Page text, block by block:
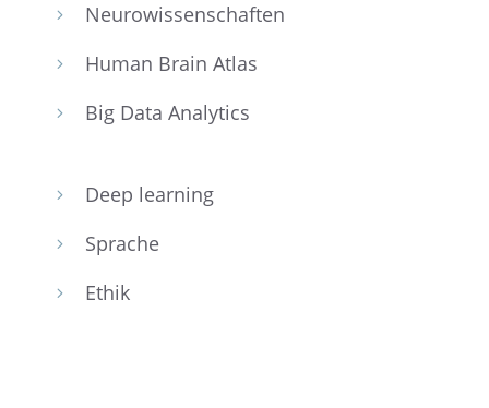
5 Neuro­wis­sen­schaf­ten
5 Human Brain Atlas
5 Big Data Analytics
5 Deep learning
5 Sprache
5 Ethik